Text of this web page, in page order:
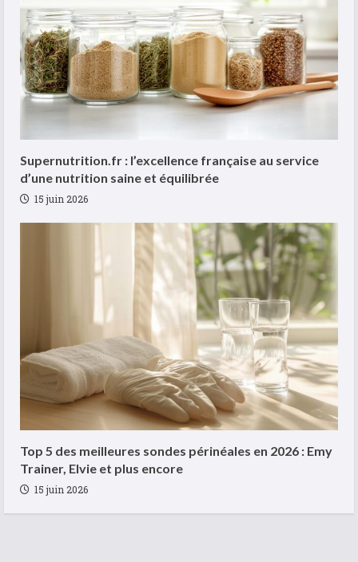
Supernutrition.fr : l’excellence française au service
d’une nutrition saine et équilibrée
15 juin 2026
Top 5 des meilleures sondes périnéales en 2026 : Emy
Trainer, Elvie et plus encore
15 juin 2026